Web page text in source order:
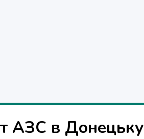
АЗС в Донецьку